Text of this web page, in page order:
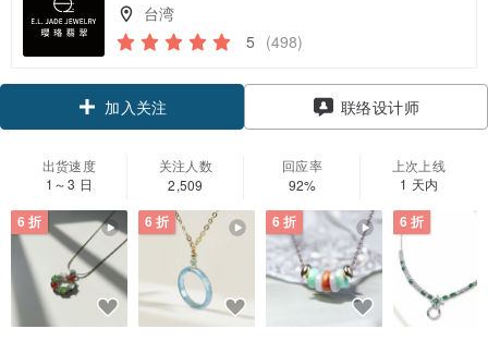
台湾
5 (498)
加入关注 联络设计师
出货速度
1～3 日
关注人数
2,509
回应率
92%
上次上线
1 天内
6 折 6 折 6 折 6 折